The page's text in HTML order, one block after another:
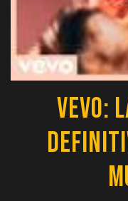
Vevo: